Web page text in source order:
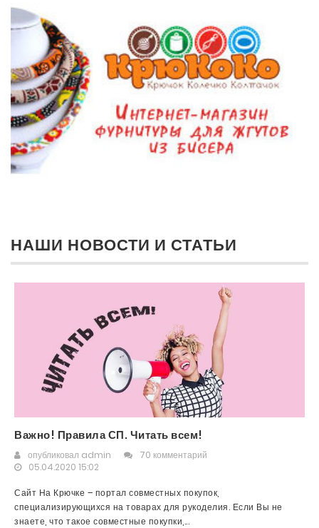
НАШИ НОВОСТИ И СТАТЬИ
Важно! Правила СП. Читать всем!
опубликовал admin
70 комментарий
05.04.2020 15:02
Сайт На Крючке – портал совместных покупок,
специализирующихся на товарах для рукоделия. Если Вы не
знаете, что такое совместные покупки,...